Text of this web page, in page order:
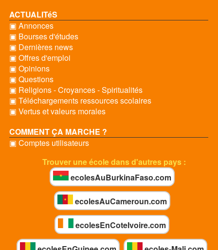
ACTUALITéS
▣ Annonces
▣ Bourses d'études
▣ Dernières news
▣ Offres d'emploi
▣ Opinions
▣ Questions
▣ Religions - Croyances - Spiritualités
▣ Téléchargements ressources scolaires
▣ Vertus et valeurs morales
COMMENT ÇA MARCHE ?
▣ Comptes utilisateurs
Trouver une école dans d'autres pays :
ecolesAuBurkinaFaso.com
ecolesAuCameroun.com
ecolesEnCoteIvoire.com